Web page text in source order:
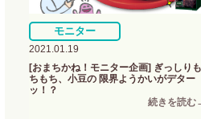
モニター
2021.01.19
[おまちかね！モニター企画] ぎっしりも
ちもち、小豆の 限界ようかいがデター
ッ！？